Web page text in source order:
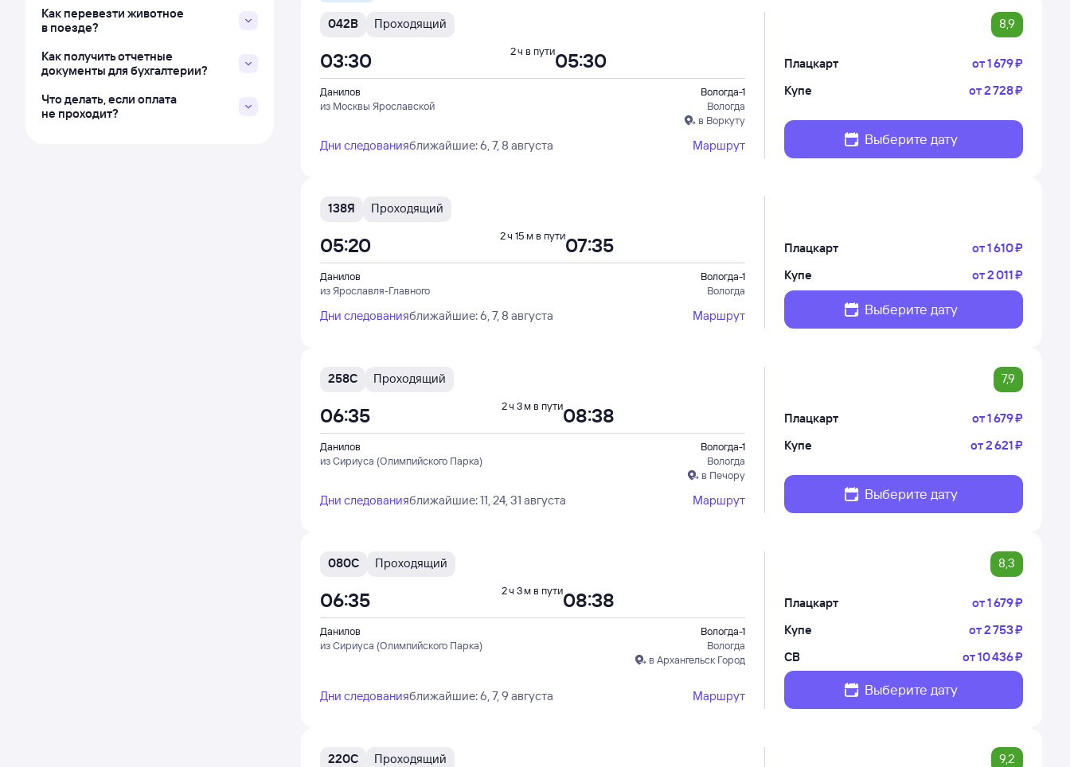
Как перевезти животное
в поезде?
Как получить отчетные
документы для бухгалтерии?
Что делать, если оплата
не проходит?
042В Проходящий 8,9
Данилов
из Москвы Ярославской
Вологда-1
Вологда
в Воркуту
03:30 05:30
2 ч в пути
Дни следованияближайшие: 6, 7, 8 августа Маршрут
Плацкарт от1 ⁠679 ⁠₽
Купе
от2 ⁠728 ⁠₽
Выберите дату
138Я Проходящий
Данилов
из Ярославля-Главного
Вологда-1
Вологда
05:20 07:35
2 ч 15 м в пути
Дни следованияближайшие: 6, 7, 8 августа Маршрут
Плацкарт от1 ⁠610 ⁠₽
Купе
от2 ⁠011 ⁠₽
Выберите дату
258С Проходящий 7,9
Данилов
из Сириуса (Олимпийского Парка)
Вологда-1
Вологда
в Печору
06:35 08:38
2 ч 3 м в пути
Дни следованияближайшие: 11, 24, 31 августа Маршрут
Плацкарт от1 ⁠679 ⁠₽
Купе
от2 ⁠621 ⁠₽
Выберите дату
080С Проходящий 8,3
Данилов
из Сириуса (Олимпийского Парка)
Вологда-1
Вологда
в Архангельск Город
06:35 08:38
2 ч 3 м в пути
Дни следованияближайшие: 6, 7, 9 августа Маршрут
Плацкарт от1 ⁠679 ⁠₽
Купе
от2 ⁠753 ⁠₽
СВ
от10 ⁠436 ⁠₽
Выберите дату
220С Проходящий 9,2